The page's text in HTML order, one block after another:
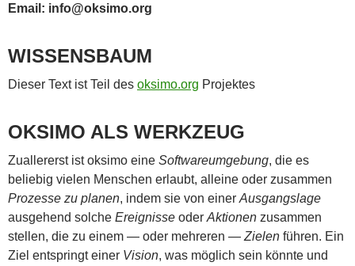
Email: info@oksimo.org
WISSENSBAUM
Dieser Text ist Teil des oksimo.org Projektes
OKSIMO ALS WERKZEUG
Zuallererst ist oksimo eine Softwareumgebung, die es
beliebig vielen Menschen erlaubt, alleine oder zusammen
Prozesse zu planen, indem sie von einer Ausgangslage
ausgehend solche Ereignisse oder Aktionen zusammen
stellen, die zu einem — oder mehreren — Zielen führen. Ein
Ziel entspringt einer Vision, was möglich sein könnte und